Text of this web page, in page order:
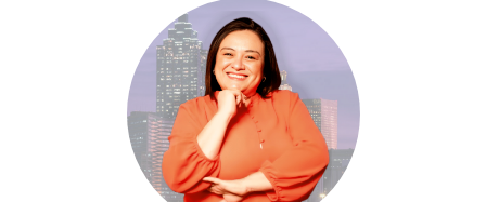
a nivel nacional e internacional. A continuación, te
presentamos un listado de las más destacadas:
Universidad de Vanderbilt:Ubicada en
Nashville, Vanderbilt es conocida por su
excelencia académica y su enfoque en la
investigación. Ofrece programas destacados en
derecho, medicina y negocios.